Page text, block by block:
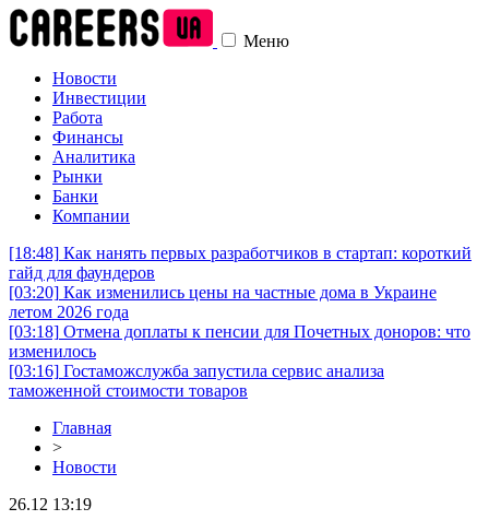
Меню
Новости
Инвестиции
Работа
Финансы
Аналитика
Рынки
Банки
Компании
[18:48] Как нанять первых разработчиков в стартап: короткий
гайд для фаундеров
[03:20] Как изменились цены на частные дома в Украине
летом 2026 года
[03:18] Отмена доплаты к пенсии для Почетных доноров: что
изменилось
[03:16] Гостаможслужба запустила сервис анализа
таможенной стоимости товаров
Главная
>
Новости
26.12 13:19